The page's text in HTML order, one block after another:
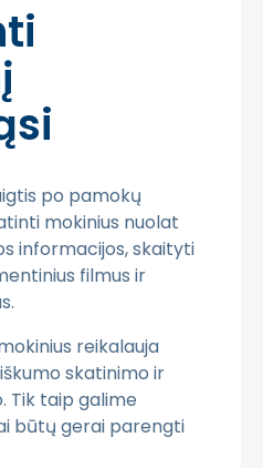
po pamokų
mokinius nuolat
informacijos, skaityti
filmus ir
reikalauja
skatinimo ir
Tik taip galime
būtų gerai parengti